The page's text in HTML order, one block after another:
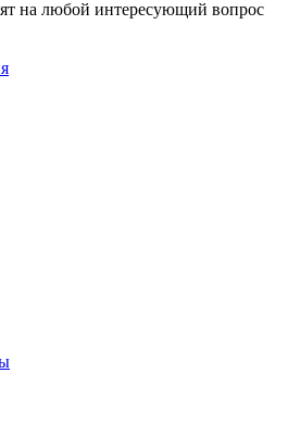
на любой интересующий вопрос